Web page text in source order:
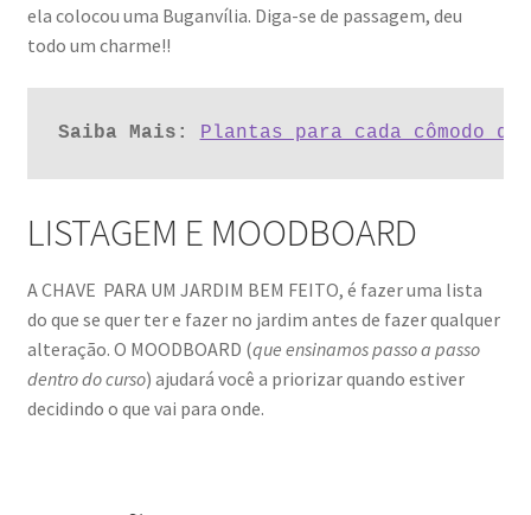
ela colocou uma Buganvília. Diga-se de passagem, deu
todo um charme!!
Saiba Mais: Plantas para cada cômodo da
LISTAGEM E MOODBOARD
A CHAVE PARA UM JARDIM BEM FEITO, é fazer uma lista
do que se quer ter e fazer no jardim antes de fazer qualquer
alteração. O MOODBOARD (que ensinamos passo a passo
dentro do curso) ajudará você a priorizar quando estiver
decidindo o que vai para onde.